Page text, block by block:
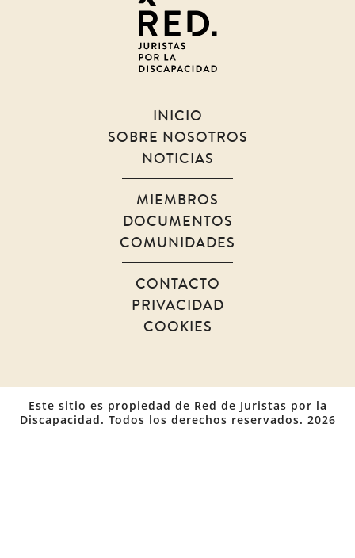
discapacidad
INICIO
SOBRE NOSOTROS
NOTICIAS
MIEMBROS
DOCUMENTOS
COMUNIDADES
CONTACTO
PRIVACIDAD
COOKIES
Este sitio es propiedad de Red de Juristas por la
Discapacidad. Todos los derechos reservados. 2026